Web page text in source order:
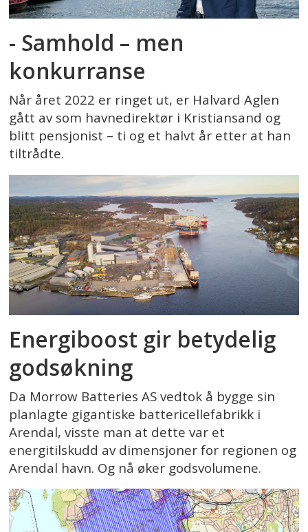
- Samhold – men
konkurranse
Når året 2022 er ringet ut, er Halvard Aglen
gått av som havnedirektør i Kristiansand og
blitt pensjonist – ti og et halvt år etter at han
tiltrådte.
Energiboost gir betydelig
godsøkning
Da Morrow Batteries AS vedtok å bygge sin
planlagte gigantiske battericellefabrikk i
Arendal, visste man at dette var et
energitilskudd av dimensjoner for regionen og
Arendal havn. Og nå øker godsvolumene.